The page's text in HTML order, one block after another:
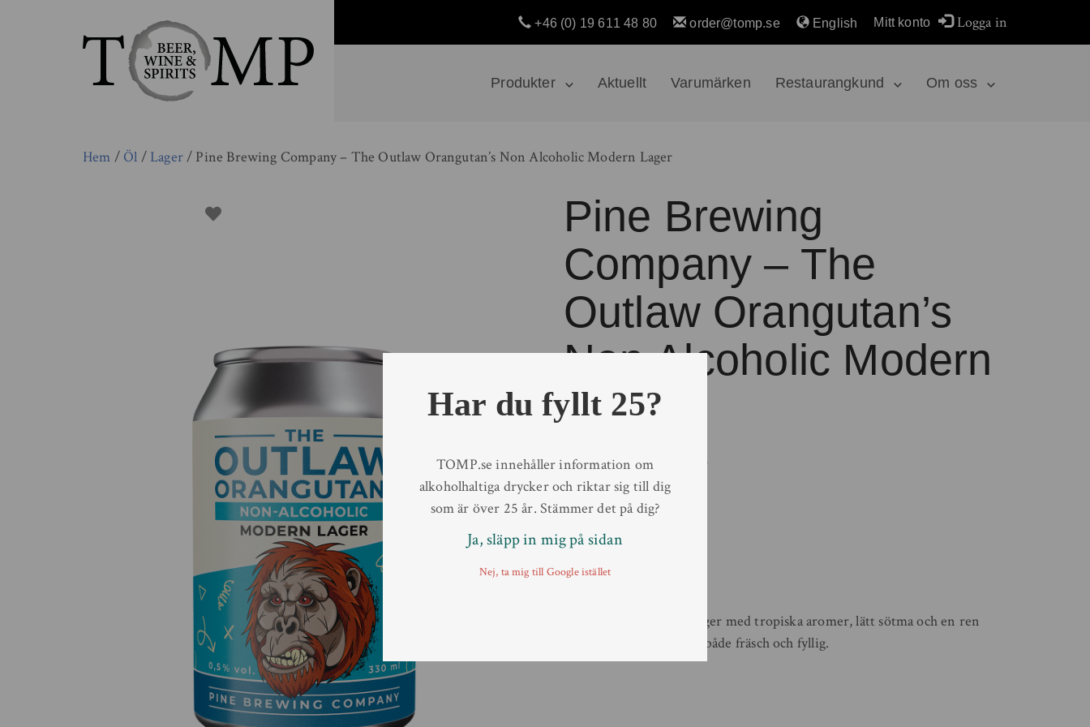
Produkter Aktuellt Varumärken Restaurangkund Om oss
+46 (0) 19 611 48 80 order@tomp.se English Mitt konto Logga in
Hem / Öl / Lager/ Pine Brewing Company – The Outlaw Orangutan’s Non Alcoholic Modern Lager
Pine Brewing
Company – The
Outlaw Orangutan’s
Non Alcoholic Modern
Lager
Hantverksöl /Lager
Öl
33 cl
Artikelnr:
4900201
Alkoholhalt
Volym
En alkoholfri modern lager med tropiska aromer, lätt sötma och en ren
avslutning som gör den både fräsch och fyllig.
Har du fyllt 25?
TOMP.se innehåller information om
alkoholhaltiga drycker och riktar sig till dig
som är över 25 år. Stämmer det på dig?
Ja, släpp in mig på sidan
Nej, ta mig till Google istället